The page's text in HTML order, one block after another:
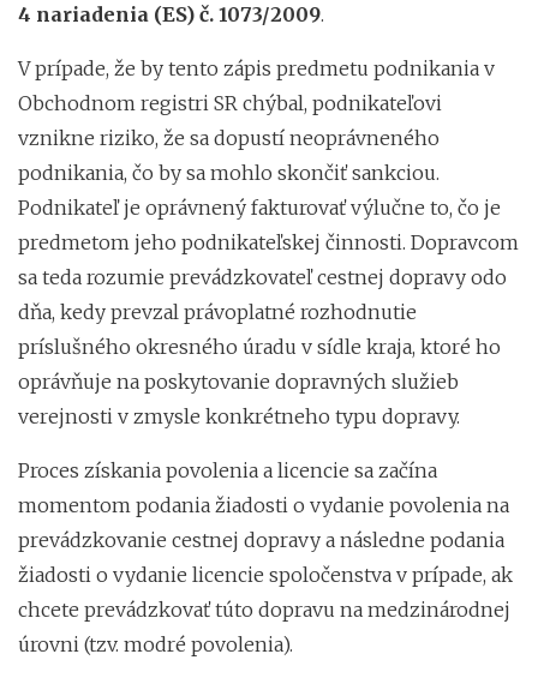
4 nariadenia (ES) č. 1073/2009.
V prípade, že by tento zápis predmetu podnikania v
Obchodnom registri SR chýbal, podnikateľovi
vznikne riziko, že sa dopustí neoprávneného
podnikania, čo by sa mohlo skončiť sankciou.
Podnikateľ je oprávnený fakturovať výlučne to, čo je
predmetom jeho podnikateľskej činnosti. Dopravcom
sa teda rozumie prevádzkovateľ cestnej dopravy odo
dňa, kedy prevzal právoplatné rozhodnutie
príslušného okresného úradu v sídle kraja, ktoré ho
oprávňuje na poskytovanie dopravných služieb
verejnosti v zmysle konkrétneho typu dopravy.
Proces získania povolenia a licencie sa začína
momentom podania žiadosti o vydanie povolenia na
prevádzkovanie cestnej dopravy a následne podania
žiadosti o vydanie licencie spoločenstva v prípade, ak
chcete prevádzkovať túto dopravu na medzinárodnej
úrovni (tzv. modré povolenia).